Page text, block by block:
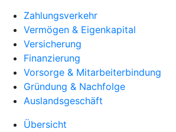
Zahlungsverkehr
Vermögen & Eigenkapital
Versicherung
Finanzierung
Vorsorge & Mitarbeiterbindung
Gründung & Nachfolge
Auslandsgeschäft
Übersicht